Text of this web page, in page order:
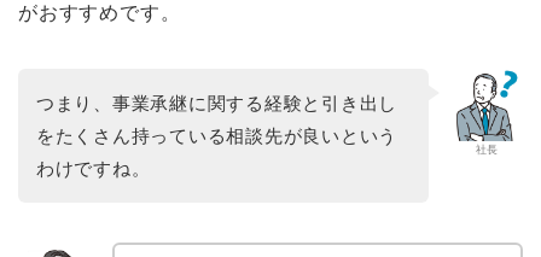
がおすすめです。
社長
つまり、事業承継に関する経験と引き出し
をたくさん持っている相談先が良いという
わけですね。